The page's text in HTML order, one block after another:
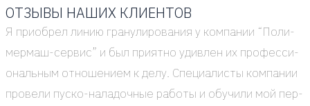
ОТЗЫВЫ НАШИХ КЛИЕНТОВ
Я при­об­рел линию гра­ну­ли­ро­ва­ния у ком­па­нии “Поли­
мер­маш-сер­вис” и был при­ят­но удив­лен их про­фес­си­
о­наль­ным отно­ше­ни­ем к делу. Спе­ци­а­ли­сты ком­па­нии
про­ве­ли пуско-нала­доч­ные рабо­ты и обу­чи­ли мой пер­